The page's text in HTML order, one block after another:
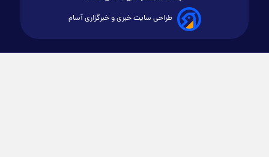
طراحی سایت خبری و خبرگزاری آسام